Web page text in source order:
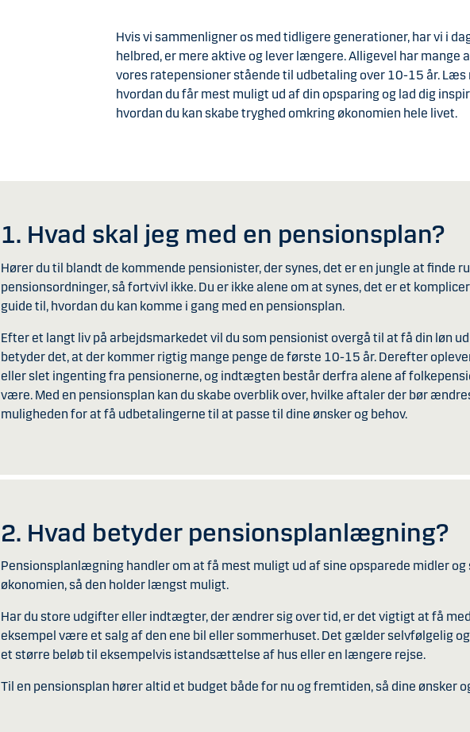
Hvis vi sammenligner os med tidligere generationer, har vi i
helbred, er mere aktive og lever længere. Alligevel har mange
vores ratepensioner stående til udbetaling over 10-15 år. Læs
hvordan du får mest muligt ud af din opsparing og lad dig
hvordan du kan skabe tryghed omkring økonomien hele livet.
1. Hvad skal jeg med en pensionsplan?
Hører du til blandt de kommende pensionister, der synes, det er en jungle at finde
pensionsordninger, så fortvivl ikke. Du er ikke alene om at synes, det er et
guide til, hvordan du kan komme i gang med en pensionsplan.
Efter et langt liv på arbejdsmarkedet vil du som pensionist overgå til at få din løn
betyder det, at der kommer rigtig mange penge de første 10-15 år. Derefter
eller slet ingenting fra pensionerne, og indtægten består derfra alene af
være. Med en pensionsplan kan du skabe overblik over, hvilke aftaler der bør
muligheden for at få udbetalingerne til at passe til dine ønsker og behov.
2. Hvad betyder pensionsplanlægning?
Pensionsplanlægning handler om at få mest muligt ud af sine opsparede midler
økonomien, så den holder længst muligt.
Har du store udgifter eller indtægter, der ændrer sig over tid, er det vigtigt at få
eksempel være et salg af den ene bil eller sommerhuset. Det gælder selvfølgelig
et større beløb til eksempelvis istandsættelse af hus eller en længere rejse.
Til en pensionsplan hører altid et budget både for nu og fremtiden, så dine ønsker